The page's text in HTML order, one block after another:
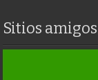
Sitios amigos